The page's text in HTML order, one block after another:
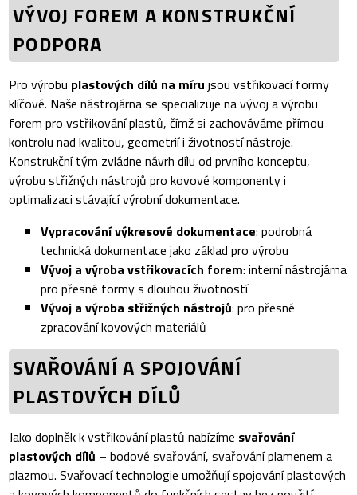
VÝVOJ FOREM A KONSTRUKČNÍ
PODPORA
Pro výrobu plastových dílů na míru jsou vstřikovací formy
klíčové. Naše nástrojárna se specializuje na vývoj a výrobu
forem pro vstřikování plastů, čímž si zachováváme přímou
kontrolu nad kvalitou, geometrií i životností nástroje.
Konstrukční tým zvládne návrh dílu od prvního konceptu,
výrobu střižných nástrojů pro kovové komponenty i
optimalizaci stávající výrobní dokumentace.
Vypracování výkresové dokumentace: podrobná
technická dokumentace jako základ pro výrobu
Vývoj a výroba vstřikovacích forem: interní nástrojárna
pro přesné formy s dlouhou životností
Vývoj a výroba střižných nástrojů: pro přesné
zpracování kovových materiálů
SVAŘOVÁNÍ A SPOJOVÁNÍ
PLASTOVÝCH DÍLŮ
Jako doplněk k vstřikování plastů nabízíme svařování
plastových dílů – bodové svařování, svařování plamenem a
plazmou. Svařovací technologie umožňují spojování plastových